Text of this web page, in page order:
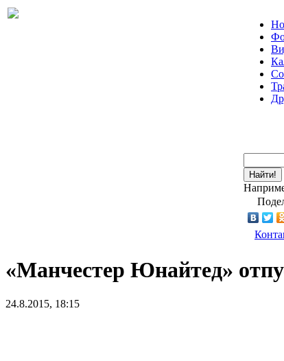
Найти!
«Манчестер Юнайтед»
24.8.2015, 18:15